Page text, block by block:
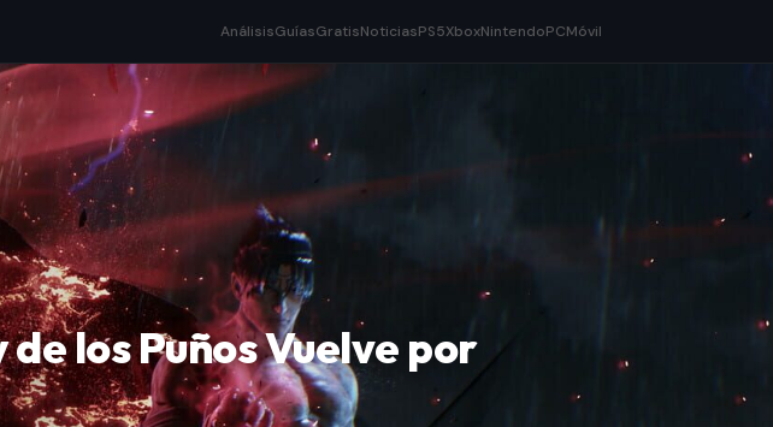
AnálisisGuíasGratisNoticiasPS5XboxNintendoPCMóvil
de los Puños Vuelve por